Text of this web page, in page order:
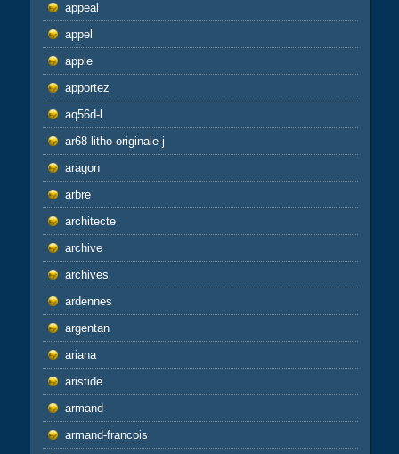
appeal
appel
apple
apportez
aq56d-l
ar68-litho-originale-j
aragon
arbre
architecte
archive
archives
ardennes
argentan
ariana
aristide
armand
armand-francois